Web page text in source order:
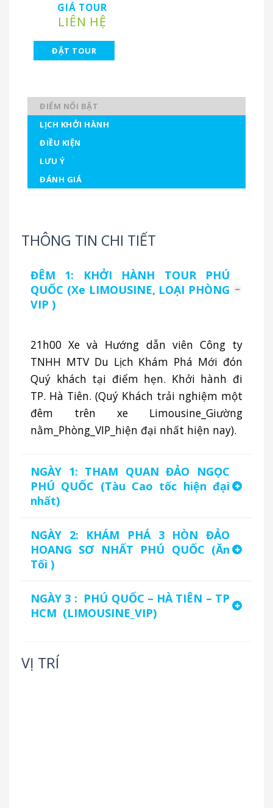
GIÁ TOUR
LIÊN HỆ
ĐẶT TOUR
ĐIỂM NỔI BẬT
LỊCH KHỞI HÀNH
ĐIỀU KIỆN
LƯU Ý
ĐÁNH GIÁ
THÔNG TIN CHI TIẾT
ĐÊM 1: KHỞI HÀNH TOUR PHÚ
QUỐC (Xe LIMOUSINE, LOẠI PHÒNG
VIP )
21h00 Xe và Hướng dẫn viên Công ty
TNHH MTV Du Lịch Khám Phá Mới đón
Quý khách tại điểm hẹn. Khởi hành đi
TP. Hà Tiên. (Quý Khách trải nghiệm một
đêm trên xe Limousine_Giường
nằm_Phòng_VIP_hiện đại nhất hiện nay).
NGÀY 1: THAM QUAN ĐẢO NGỌC
PHÚ QUỐC (Tàu Cao tốc hiện đại
nhất)
NGÀY 2: KHÁM PHÁ 3 HÒN ĐẢO
HOANG SƠ NHẤT PHÚ QUỐC (Ăn
Tối )
NGÀY 3 : PHÚ QUỐC – HÀ TIÊN – TP
HCM (LIMOUSINE_VIP)
VỊ TRÍ